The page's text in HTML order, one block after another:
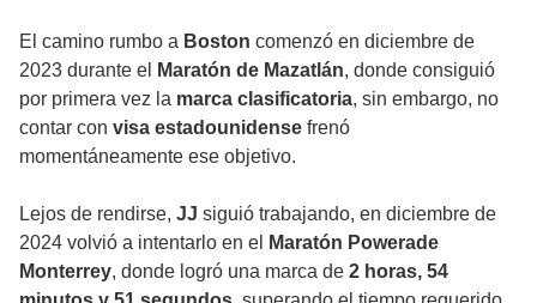
El camino rumbo a Boston comenzó en diciembre de
2023 durante el
Maratón de Mazatlán, donde consiguió
por primera vez la marca clasificatoria, sin embargo, no
contar con visa estadounidense frenó
momentáneamente ese objetivo.
Lejos de rendirse, JJ siguió trabajando, en diciembre de
2024 volvió a intentarlo en el
Maratón Powerade
Monterrey, donde logró una marca de 2 horas, 54